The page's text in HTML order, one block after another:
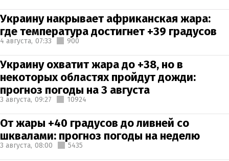
Украину накрывает африканская жара:
где температура достигнет +39 градусов
4 августа, 07:33 900
Украину охватит жара до +38, но в
некоторых областях пройдут дожди:
прогноз погоды на 3 августа
3 августа, 09:27 10924
От жары +40 градусов до ливней со
шквалами: прогноз погоды на неделю
3 августа, 08:00 5435